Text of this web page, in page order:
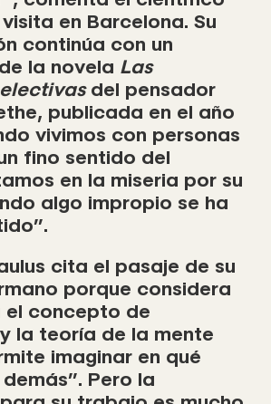
en Barcelona. Su
continúa con un
la novela Las
del pensador
publicada en el año
vivimos con personas
fino sentido del
en la miseria por su
algo impropio se ha
cita el pasaje de su
porque considera
el concepto de
y la teoría de la mente
imaginar en qué
Pero la